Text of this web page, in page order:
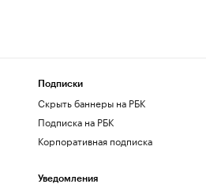
Подписки
Скрыть баннеры на РБК
Подписка на РБК
Корпоративная подписка
Уведомления